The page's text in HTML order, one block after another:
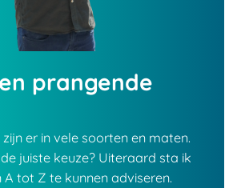
prangende
er in vele soorten en maten.
juiste keuze? Uiteraard sta ik
tot Z te kunnen adviseren.